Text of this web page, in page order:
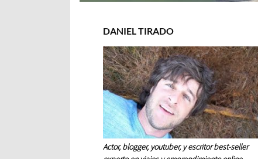
DANIEL TIRADO
Actor, blogger, youtuber, y escritor best-seller